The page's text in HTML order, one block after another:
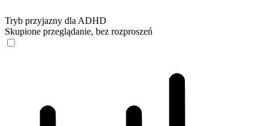
Tryb przyjazny dla ADHD
Skupione przeglądanie, bez rozproszeń